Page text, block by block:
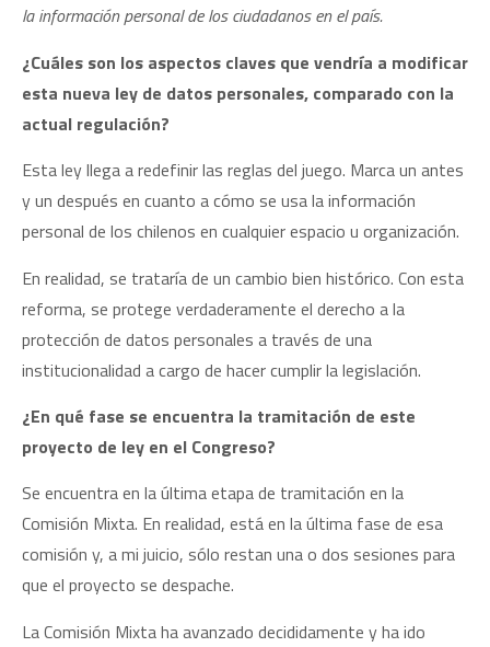
la información personal de los ciudadanos en el país.
¿Cuáles son los aspectos claves que vendría a modificar
esta nueva ley de datos personales, comparado con la
actual regulación?
Esta ley llega a redefinir las reglas del juego. Marca un antes
y un después en cuanto a cómo se usa la información
personal de los chilenos en cualquier espacio u organización.
En realidad, se trataría de un cambio bien histórico. Con esta
reforma, se protege verdaderamente el derecho a la
protección de datos personales a través de una
institucionalidad a cargo de hacer cumplir la legislación.
¿En qué fase se encuentra la tramitación de este
proyecto de ley en el Congreso?
Se encuentra en la última etapa de tramitación en la
Comisión Mixta. En realidad, está en la última fase de esa
comisión y, a mi juicio, sólo restan una o dos sesiones para
que el proyecto se despache.
La Comisión Mixta ha avanzado decididamente y ha ido